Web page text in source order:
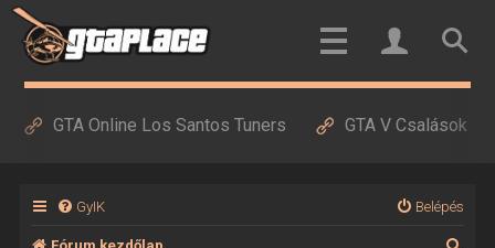
GTA Online Los Santos Tuners GTA V Csalások
GyIK Belépés